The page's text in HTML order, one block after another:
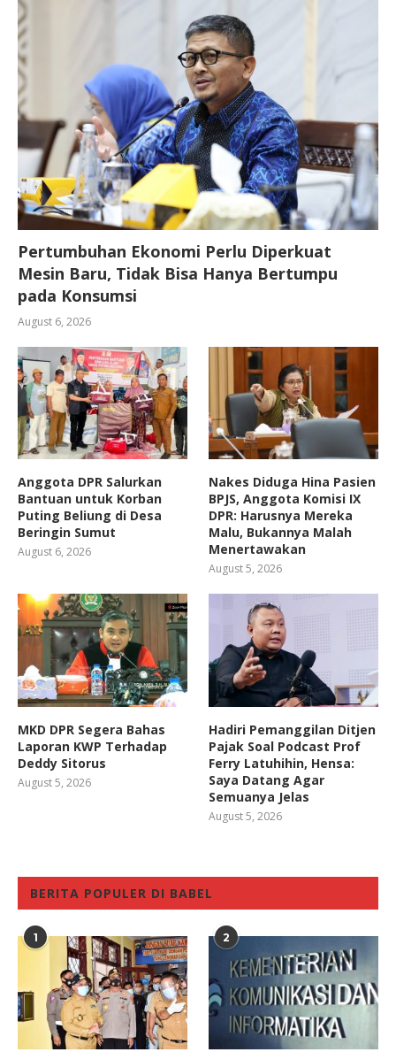
Pertumbuhan Ekonomi Perlu Diperkuat
Mesin Baru, Tidak Bisa Hanya Bertumpu
pada Konsumsi
August 6, 2026
Anggota DPR Salurkan
Bantuan untuk Korban
Puting Beliung di Desa
Beringin Sumut
August 6, 2026
Nakes Diduga Hina Pasien
BPJS, Anggota Komisi IX
DPR: Harusnya Mereka
Malu, Bukannya Malah
Menertawakan
August 5, 2026
MKD DPR Segera Bahas
Laporan KWP Terhadap
Deddy Sitorus
August 5, 2026
Hadiri Pemanggilan Ditjen
Pajak Soal Podcast Prof
Ferry Latuhihin, Hensa:
Saya Datang Agar
Semuanya Jelas
August 5, 2026
BERITA POPULER DI BABEL
1 2